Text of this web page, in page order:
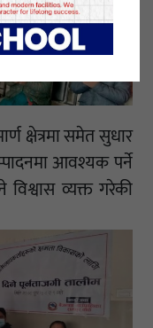
क्षेत्रमा समेत सुधार
आवश्यक पर्ने
व्यक्त गरेकी